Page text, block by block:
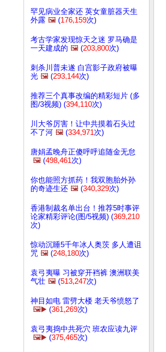
罕见病业全家还 英女童脏器天生
外露 🖼️ (176,159次)
考古学家发现惊天之迷 罗马确是
一天建成的 🖼️ (203,800次)
刺杀川普未遂 白宫影子政府被曝
光 🖼️ (293,144次)
推荐三个真事改编的精彩短片 (多
图/3视频) (394,110次)
川大爷厉害！让中共摸着石头过
不了河 🖼️ (334,971次)
唐娟孟晚舟正傻呼呼追随金无怠
🖼️ (498,461次)
你也能照方抓药！我双胞胎外孙
的奇迹生还 🖼️ (340,329次)
香港制裁名单出台！推荐5时事评
论家精彩评论(图/5视频) (369,210
次)
惊动沉睡5千年冰人奥茨 多人遭诅
咒 🖼️ (248,180次)
袁弓夷曝 习被穿开裆裤 澳洲联美
气壮 🖼️ (513,247次)
神目如电 雷劈大楼 老天爷愤怒了
🖼️▶️ (361,269次)
袁弓夷捣中共死穴 班农应读九评
🖼️▶️ (375,465次)